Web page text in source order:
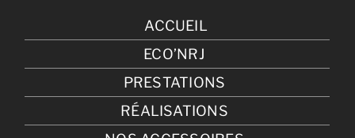
ACCUEIL
ECO’NRJ
PRESTATIONS
RÉALISATIONS